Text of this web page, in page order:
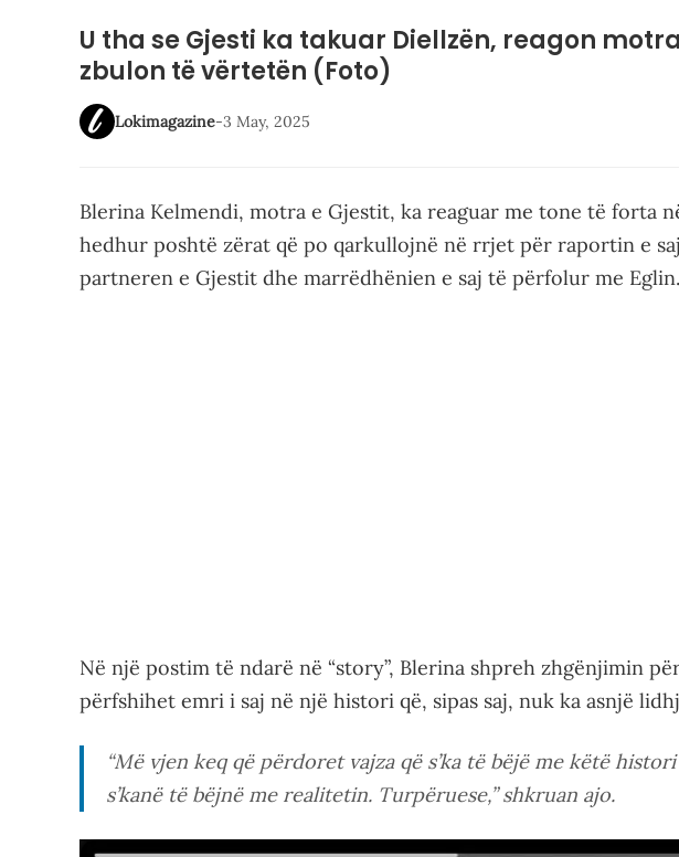
U tha se Gjesti ka takuar Diellzën, reagon
zbulon të vërtetën (Foto)
Lokimagazine-3 May, 2025
Blerina Kelmendi, motra e Gjestit, ka reaguar me tone të forta
hedhur poshtë zërat që po qarkullojnë në rrjet për raportin e
partneren e Gjestit dhe marrëdhënien e saj të përfolur me Eglin.
Në një postim të ndarë në “story”, Blerina shpreh zhgënjimin
përfshihet emri i saj në një histori që, sipas saj, nuk ka asnjë
“Më vjen keq që përdoret vajza që s’ka të bëjë me këtë
s’kanë të bëjnë me realitetin. Turpëruese,” shkruan ajo.